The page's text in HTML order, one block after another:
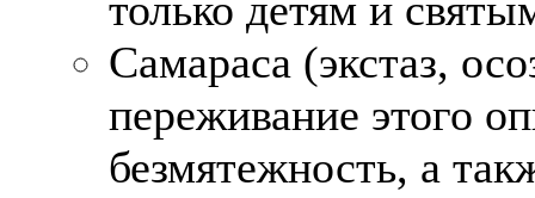
Самараса (экстаз,
переживание этого
безмятежность, а